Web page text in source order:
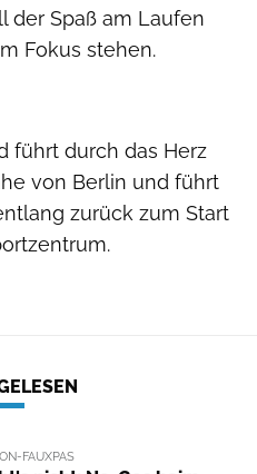
der Spaß am Laufen
Fokus stehen.
führt durch das Herz
von Berlin und führt
zurück zum Start
FAUXPAS